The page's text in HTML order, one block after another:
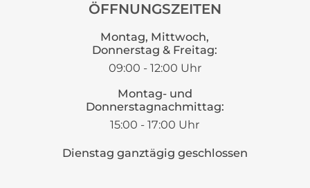
ÖFFNUNGSZEITEN
Montag, Mittwoch,
Donnerstag & Freitag:
09:00 - 12:00 Uhr
Montag- und
Donnerstagnachmittag:
15:00 - 17:00 Uhr
Dienstag ganztägig geschlossen